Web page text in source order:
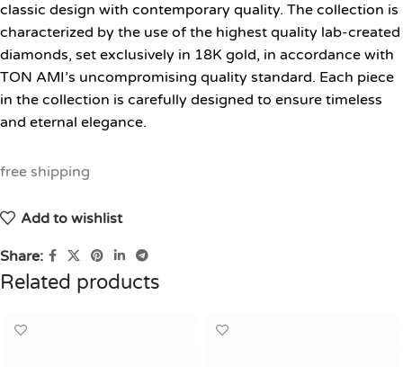
classic design with contemporary quality. The collection is
characterized by the use of the highest quality lab-created
diamonds, set exclusively in 18K gold, in accordance with
TON AMI’s uncompromising quality standard. Each piece
in the collection is carefully designed to ensure timeless
and eternal elegance.
free shipping
Add to wishlist
Share:
Related products